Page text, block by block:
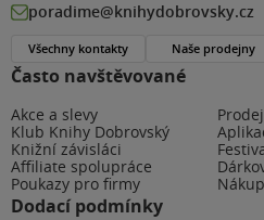
Často navštěvované
Akce a slevy
Klub Knihy Dobrovský
Knižní závisláci
Affiliate spolupráce
Poukazy pro firmy
Dodací podmínky
poradime@knihydobrovsky.cz
Všechny kontakty Naše prodejny